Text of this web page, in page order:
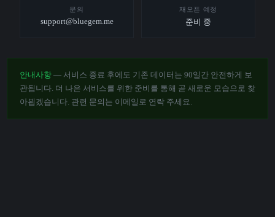
문의
support@bluegem.me
재오픈 예정
준비 중
안내사항 — 서비스 종료 후에도 기존 데이터는 90일간 안전하게 보
관됩니다. 더 나은 서비스를 위한 준비를 통해 곧 새로운 모습으로 찾
아뵙겠습니다. 관련 문의는 이메일로 연락 주세요.